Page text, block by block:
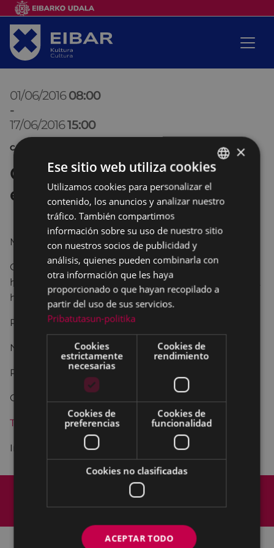
01/06/201608:00
-
17/06/201615:00
CURSOS
Cursos de verano de euskera
en el Euskaltegi Municipal
Matricula abierta del 1 al 17 de junio.
Cursos de 100 horas: del 27 de junio al 22 de julio (4
horas, por la mañana) y del 12 al 23 de septiembre (2
horas, por la tarde)
Para mayores de 16 años
Niveles: B1, B2, C1
Preparación de exámenes.
Opción a presentarse a creditaciones oficiales.
Tarifas especiales.
Información en elEuskaltegi Municipal de Eibar
Política de cookies
BASQUE
SPANISH
×
Ese sitio web utiliza cookies
Utilizamos cookies para personalizar el
contenido, los anuncios y analizar nuestro
tráfico. También compartimos
información sobre su uso de nuestro sitio
con nuestros socios de publicidad y
análisis, quienes pueden combinarla con
otra información que les haya
proporcionado o que hayan recopilado a
partir del uso de sus servicios.
Pribatutasun-politika
Cookies
estrictamente
necesarias
Cookies de
rendimiento
Cookies de
preferencias
Cookies de
funcionalidad
Cookies no clasificadas
ACEPTAR TODO